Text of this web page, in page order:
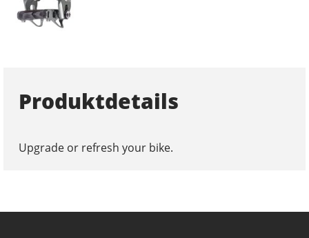
Produktdetails
Upgrade or refresh your bike.